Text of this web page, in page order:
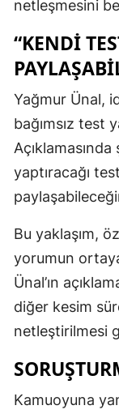
netleşmesini
“KENDI
Yağmur Ünal,
bağımsız test
yaptıracağı
Bu yaklaşım,
yorumun
Ünal’ın
diğer kesim
netleştirilmesi
Kamuoyuna